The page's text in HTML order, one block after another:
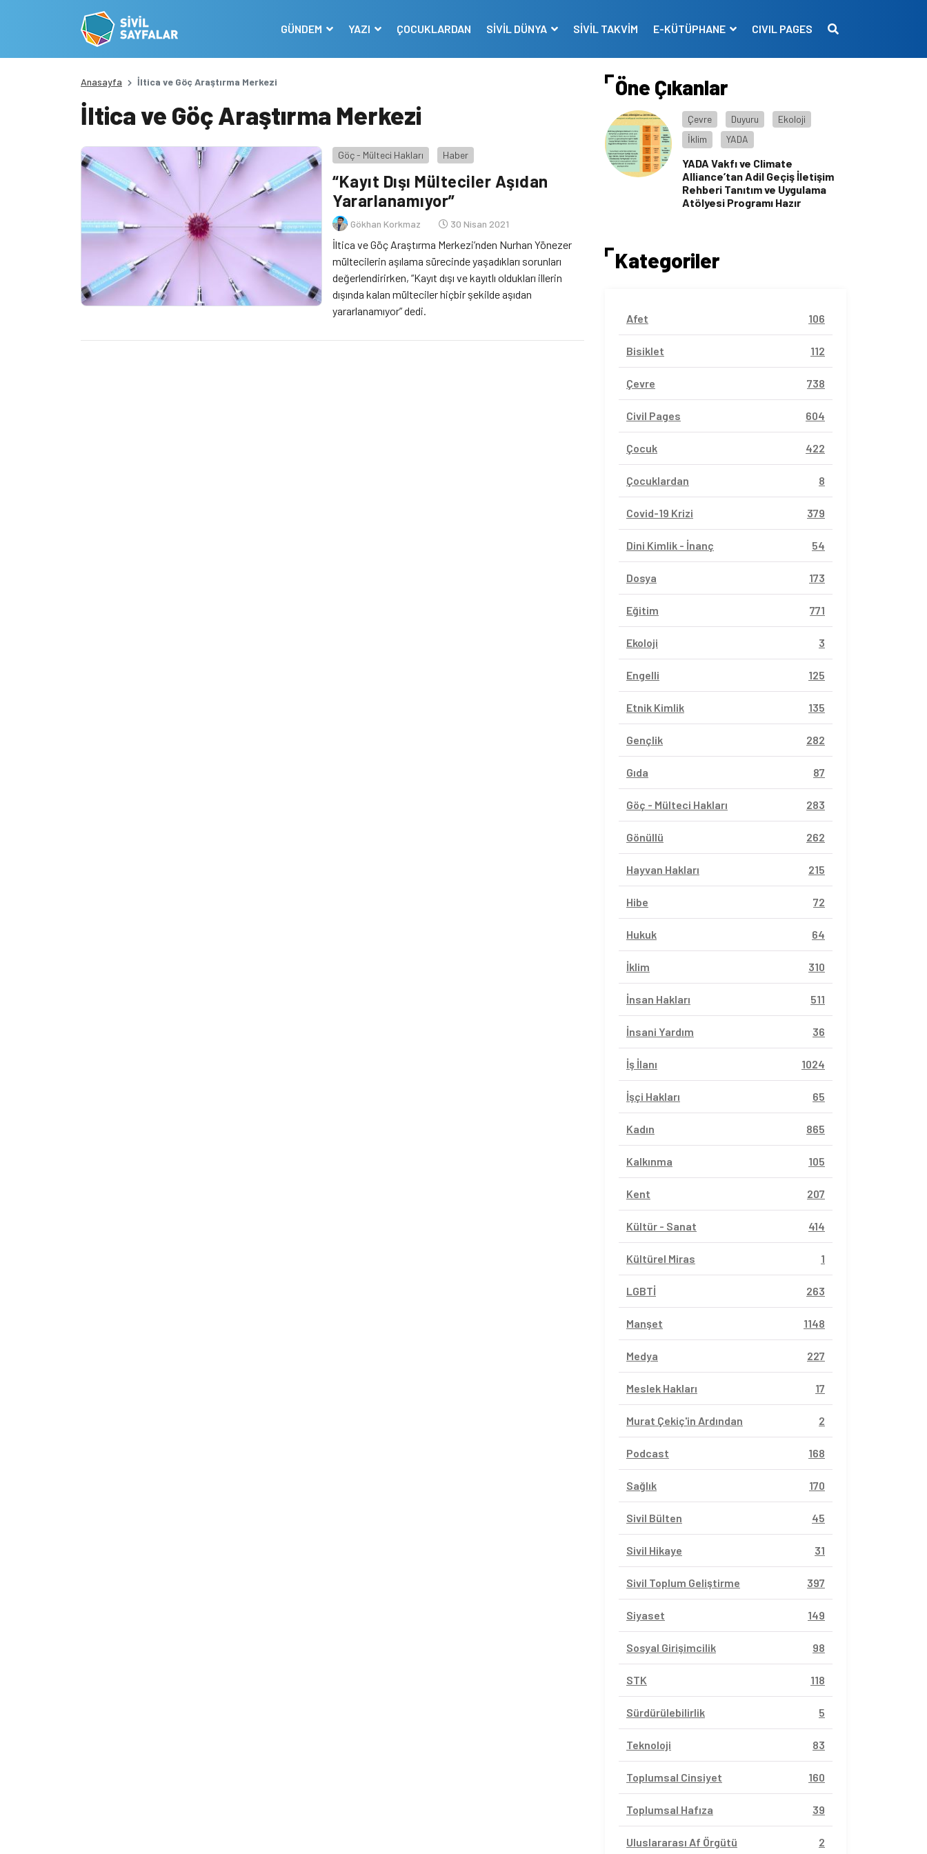
GÜNDEM YAZI ÇOCUKLARDAN SİVİL DÜNYA SİVİL TAKVİM E-KÜTÜPHANE CIVIL PAGES
Anasayfa İltica ve Göç Araştırma Merkezi
İltica ve Göç Araştırma Merkezi
Göç - Mülteci Hakları Haber
“Kayıt Dışı Mülteciler Aşıdan
Yararlanamıyor”
Gökhan Korkmaz 30 Nisan 2021
İltica ve Göç Araştırma Merkezi’nden Nurhan Yönezer
mültecilerin aşılama sürecinde yaşadıkları sorunları
değerlendirirken, “Kayıt dışı ve kayıtlı oldukları illerin
dışında kalan mülteciler hiçbir şekilde aşıdan
yararlanamıyor” dedi.
Öne Çıkanlar
Çevre Duyuru
Ekoloji
İklim
YADA
YADA Vakfı ve Climate
Alliance’tan Adil Geçiş İletişim
Rehberi Tanıtım ve Uygulama
Atölyesi Programı Hazır
Kategoriler
Afet 106
Bisiklet 112
Çevre 738
Civil Pages 604
Çocuk 422
Çocuklardan 8
Covid-19 Krizi 379
Dini Kimlik - İnanç 54
Dosya 173
Eğitim 771
Ekoloji 3
Engelli 125
Etnik Kimlik 135
Gençlik 282
Gıda 87
Göç - Mülteci Hakları 283
Gönüllü 262
Hayvan Hakları 215
Hibe 72
Hukuk 64
İklim 310
İnsan Hakları 511
İnsani Yardım 36
İş İlanı 1024
İşçi Hakları 65
Kadın 865
Kalkınma 105
Kent 207
Kültür - Sanat 414
Kültürel Miras 1
LGBTİ 263
Manşet 1148
Medya 227
Meslek Hakları 17
Murat Çekiç'in Ardından 2
Podcast 168
Sağlık 170
Sivil Bülten 45
Sivil Hikaye 31
Sivil Toplum Geliştirme 397
Siyaset 149
Sosyal Girişimcilik 98
STK 118
Sürdürülebilirlik 5
Teknoloji 83
Toplumsal Cinsiyet 160
Toplumsal Hafıza 39
Uluslararası Af Örgütü 2